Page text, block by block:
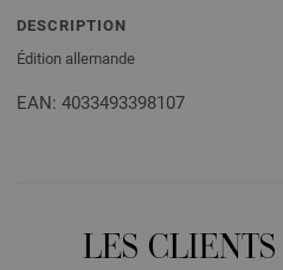
DESCRIPTION
Édition allemande
EAN: 4033493398107
LES